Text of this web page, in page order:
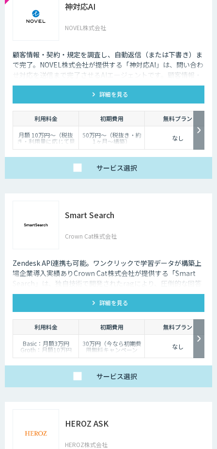
神対応AI
NOVEL株式会社
顧客情報・契約・規定を調査し、自動返信（または下書き）ま
で完了。NOVEL株式会社が提供する「神対応AI」は、問い合わ
せ対応を送信まで完了させるAIエージェントです。顧客情報・
契約・規定を突き合わせて回答を数十秒で作成し、自動送信か
下書き止めかを選べます。
詳細を見る
利用料金 初期費用
無料プラン
月額 10万円〜（税抜
き・利用量に応じて見
積り）
50万円〜（税抜き・約
1ヶ月〜構築） なし
サービス選択
Smart Search
Crown Cat株式会社
Zendesk API連携も可能。ワンクリックで学習データが構築上
場企業導入実績ありCrown Cat株式会社が提供する「Smart
Search」は、独自技術で開発されたragにより、圧倒的な回答
精度を誇るAIチャットボットです。また回答精度が悪い時は管
理画面から簡単にご自身でチューニングができる、簡単でかつ
高精度な特徴があります。
詳細を見る
利用料金 初期費用
無料プラン
Basic：月額3万円
Groth：月額10万円
Enterprise：月額20万
30万円（今なら初期費
用無料キャンペーン
中）
なし
サービス選択
HEROZ ASK
HEROZ株式会社